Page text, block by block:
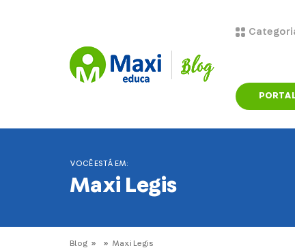
VOCÊ ESTÁ EM:
Maxi Legis
Blog Maxi Legis